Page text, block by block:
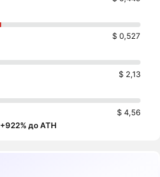
$ 0,527
$ 2,13
$ 4,56
+922% до ATH